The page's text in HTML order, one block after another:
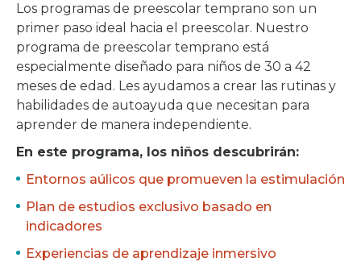
Los programas de preescolar temprano son un
primer paso ideal hacia el preescolar. Nuestro
programa de preescolar temprano está
especialmente diseñado para niños de 30 a 42
meses de edad. Les ayudamos a crear las rutinas y
habilidades de autoayuda que necesitan para
aprender de manera independiente.
En este programa, los niños descubrirán:
Entornos aúlicos que promueven la estimulación
Plan de estudios exclusivo basado en
indicadores
Experiencias de aprendizaje inmersivo